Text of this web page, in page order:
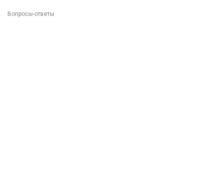
Вопросы-ответы